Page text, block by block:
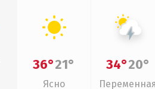
36°21°
Ясно
34°20°
Переменная